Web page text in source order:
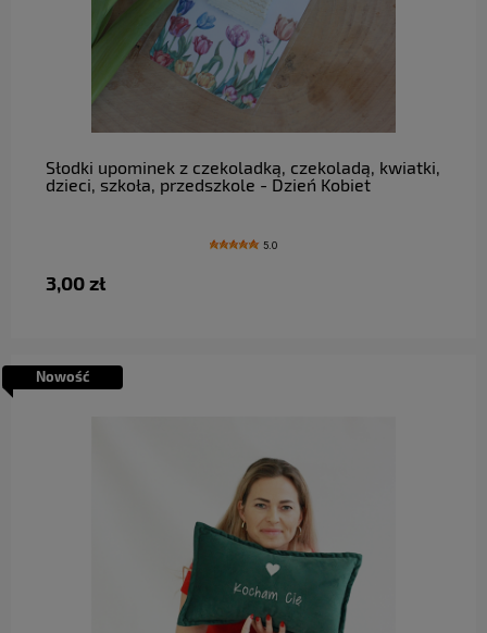
Słodki upominek z czekoladką, czekoladą, kwiatki,
dzieci, szkoła, przedszkole - Dzień Kobiet
5.0
3,00 zł
do koszyka
Nowość